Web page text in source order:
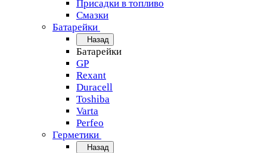
Присадки в топливо
Смазки
Батарейки
Назад
Батарейки
GP
Rexant
Duracell
Toshiba
Varta
Perfeo
Герметики
Назад